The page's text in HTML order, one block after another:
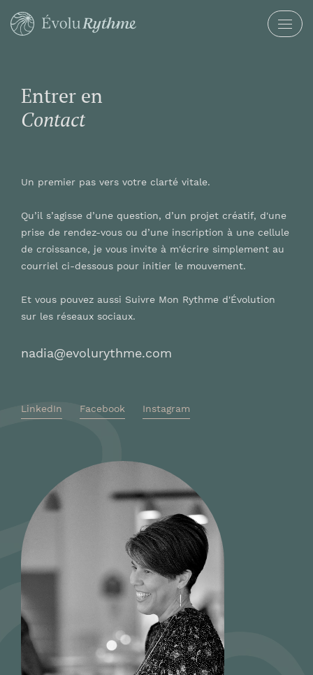
Manifeste
Services
Entrer en contact
Entrer en
Contact
Un premier pas vers votre clarté vitale.
Qu’il s’agisse d’une question, d’un projet créatif, d'une
prise de rendez-vous ou d’une inscription à une cellule
de croissance, je vous invite à m'écrire simplement au
courriel ci-dessous pour initier le mouvement.
Et vous pouvez aussi Suivre Mon Rythme d'Évolution
sur les réseaux sociaux.
nadia@evolurythme.com
LinkedIn Facebook Instagram